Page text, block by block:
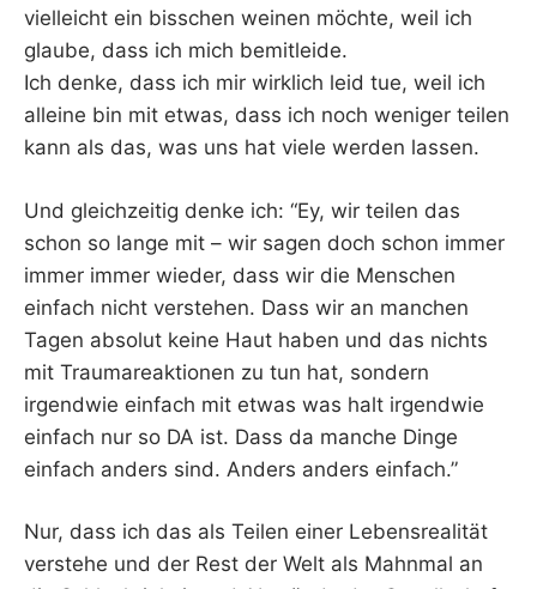
vielleicht ein bisschen weinen möchte, weil ich
glaube, dass ich mich bemitleide.
Ich denke, dass ich mir wirklich leid tue, weil ich
alleine bin mit etwas, dass ich noch weniger teilen
kann als das, was uns hat viele werden lassen.
Und gleichzeitig denke ich: “Ey, wir teilen das
schon so lange mit – wir sagen doch schon immer
immer immer wieder, dass wir die Menschen
einfach nicht verstehen. Dass wir an manchen
Tagen absolut keine Haut haben und das nichts
mit Traumareaktionen zu tun hat, sondern
irgendwie einfach mit etwas was halt irgendwie
einfach nur so DA ist. Dass da manche Dinge
einfach anders sind. Anders anders einfach.”
Nur, dass ich das als Teilen einer Lebensrealität
verstehe und der Rest der Welt als Mahnmal an